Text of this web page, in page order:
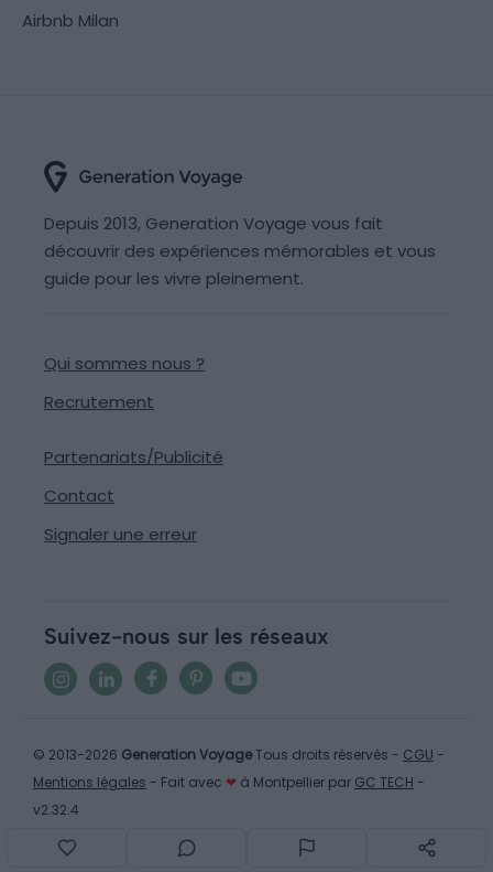
Airbnb Milan
Depuis 2013, Generation Voyage vous fait
découvrir des expériences mémorables et vous
guide pour les vivre pleinement.
Qui sommes nous ?
Recrutement
Partenariats/Publicité
Contact
Signaler une erreur
Suivez-nous sur les réseaux
© 2013-2026 Generation VoyageTous droits réservés - CGU -
Mentions légales - Fait avec ❤ à Montpellier par GC TECH -
v2.32.4